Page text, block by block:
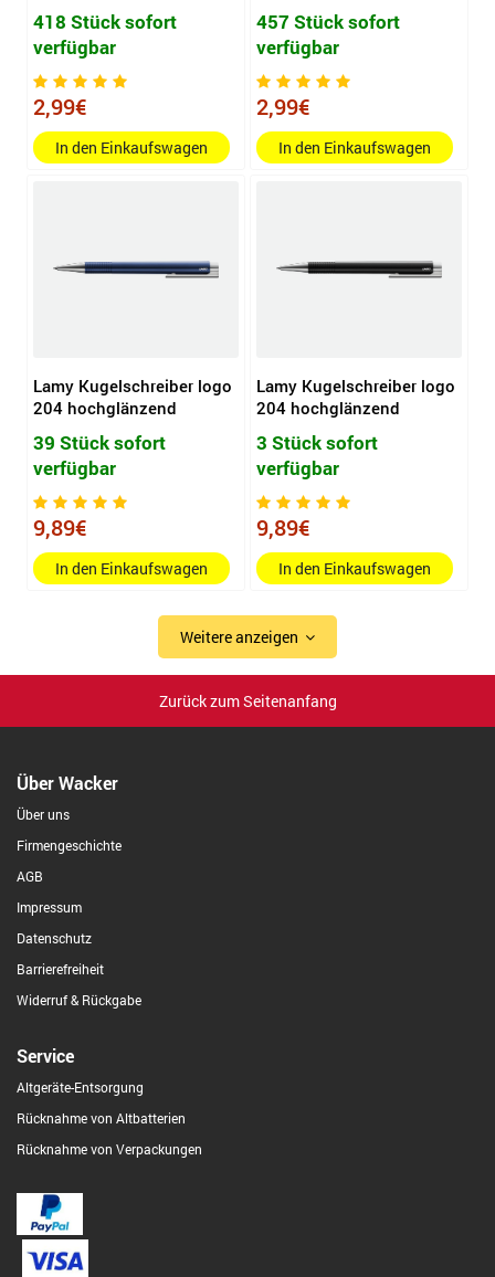
418 Stück sofort
verfügbar
2,99€
In den Einkaufswagen
457 Stück sofort
verfügbar
2,99€
In den Einkaufswagen
Lamy Kugelschreiber logo
204 hochglänzend
39 Stück sofort
verfügbar
9,89€
In den Einkaufswagen
Lamy Kugelschreiber logo
204 hochglänzend
3 Stück sofort
verfügbar
9,89€
In den Einkaufswagen
Weitere anzeigen
Zurück zum Seitenanfang
Über Wacker
Über uns
Firmengeschichte
AGB
Impressum
Datenschutz
Barrierefreiheit
Widerruf & Rückgabe
Service
Altgeräte-Entsorgung
Rücknahme von Altbatterien
Rücknahme von Verpackungen